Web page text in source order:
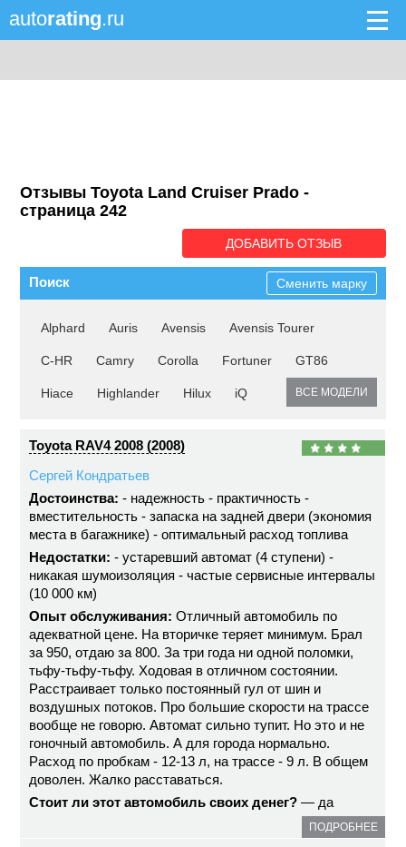
autorating.ru
Отзывы Toyota Land Cruiser Prado -
cтраница 242
ДОБАВИТЬ ОТЗЫВ
Поиск Сменить марку
Alphard Auris Avensis Avensis Tourer
C-HR Camry Corolla Fortuner GT86
Hiace Highlander Hilux iQ ВСЕ МОДЕЛИ
Toyota RAV4 2008 (2008)
Сергей Кондратьев
Достоинства: - надежность - практичность -
вместительность - запаска на задней двери (экономия
места в багажнике) - оптимальный расход топлива
Недостатки: - устаревший автомат (4 ступени) -
никакая шумоизоляция - частые сервисные интервалы
(10 000 км)
Опыт обслуживания: Отличный автомобиль по
адекватной цене. На вторичке теряет минимум. Брал
за 950, отдаю за 800. За три года ни одной поломки,
тьфу-тьфу-тьфу. Ходовая в отличном состоянии.
Расстраивает только постоянный гул от шин и
воздушных потоков. Про большие скорости на трассе
вообще не говорю. Автомат сильно тупит. Но это и не
гоночный автомобиль. А для города нормально.
Расход по пробкам - 12-13 л, на трассе - 9 л. В общем
доволен. Жалко расставаться.
Стоит ли этот автомобиль своих денег? — да
ПОДРОБНЕЕ